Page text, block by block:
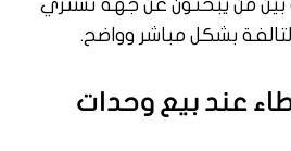
بين من يبحثون عن جهة تشتري
بشكل مباشر وواضح.
عند بيع وحدات